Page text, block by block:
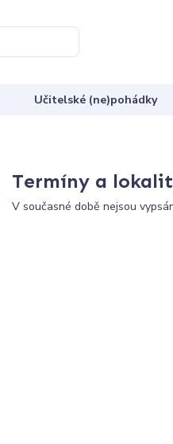
Učitelské (ne)pohádky
Termíny a
V současné době nejsou